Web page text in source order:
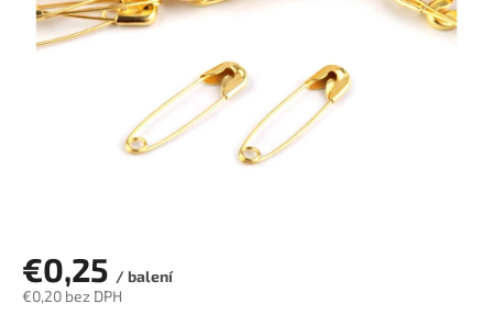
€0,25 / balení
€0,20 bez DPH